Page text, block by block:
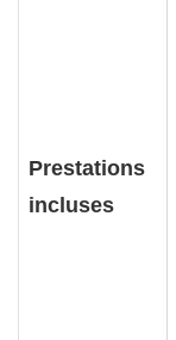
Prestations
incluses